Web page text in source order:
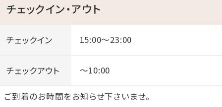
チェックイン・アウト
チェックイン 15:00～23:00
チェックアウト ～10:00
ご到着のお時間をお知らせ下さいませ。